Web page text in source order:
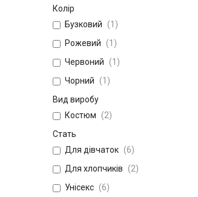
Колір
Бузковий
1
Рожевий
1
Червоний
1
Чорний
1
Вид виробу
Костюм
2
Стать
Для дівчаток
6
Для хлопчиків
2
Унісекс
6